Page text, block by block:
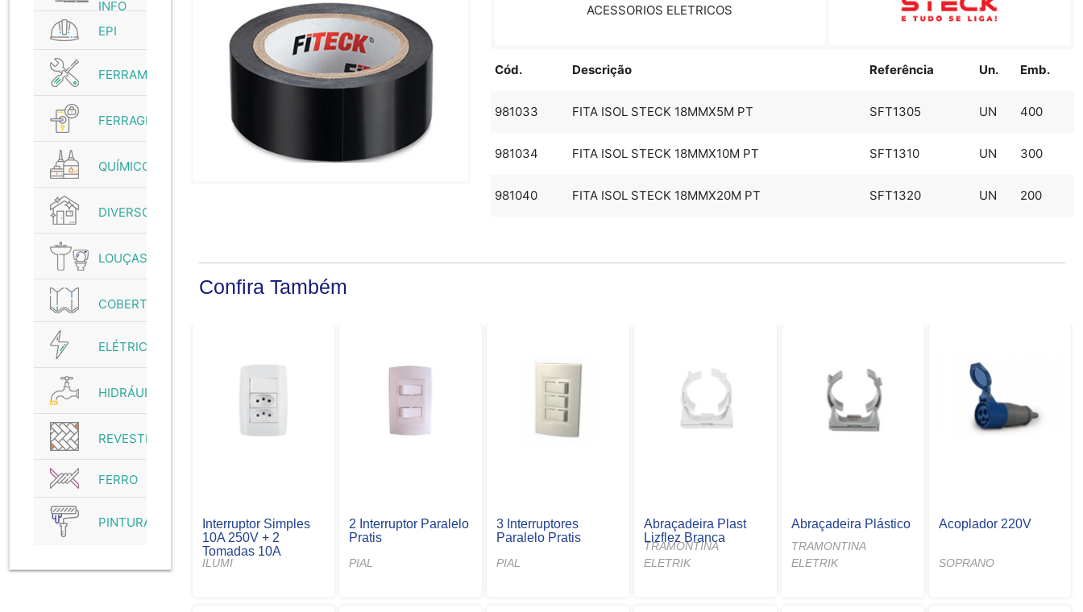
INFO
EPI
FERRAMENTAS
FERRAGENS
QUÍMICO
DIVERSOS
LOUÇAS
COBERTURAS
ELÉTRICO
HIDRÁULICO
REVESTIMENTO
FERRO
PINTURA
ACESSORIOS ELETRICOS
Cód. Descrição Referência Un. Emb.
981033 FITA ISOL STECK 18MMX5M PT SFT1305 UN 400
981034 FITA ISOL STECK 18MMX10M PT SFT1310 UN 300
981040 FITA ISOL STECK 18MMX20M PT SFT1320 UN 200
Confira Também
Interruptor Simples
10A 250V + 2
Tomadas 10A
ILUMI
2 Interruptor Paralelo
Pratis
PIAL
3 Interruptores
Paralelo Pratis
PIAL
Abraçadeira Plast
Lizflez Branca
TRAMONTINA
ELETRIK
Abraçadeira Plástico
TRAMONTINA
ELETRIK
Acoplador 220V
SOPRANO